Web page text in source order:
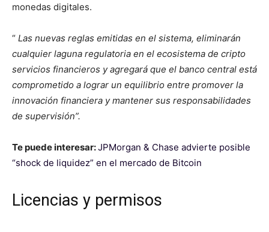
monedas digitales.
“ Las nuevas reglas emitidas en el sistema, eliminarán
cualquier laguna regulatoria en el ecosistema de cripto
servicios financieros y agregará que el banco central está
comprometido a lograr un equilibrio entre promover la
innovación financiera y mantener sus responsabilidades
de supervisión”.
Te puede interesar:JPMorgan & Chase advierte posible
“shock de liquidez” en el mercado de Bitcoin
Licencias y permisos